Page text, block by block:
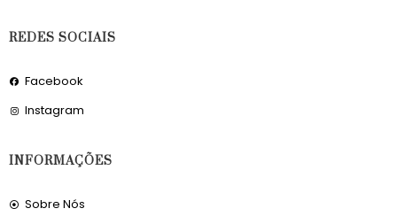
REDES SOCIAIS
Facebook
Instagram
INFORMAÇÕES
Sobre Nós